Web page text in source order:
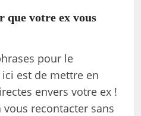
que votre ex vous
pour le
est de mettre en
envers votre ex !
vous recontacter sans